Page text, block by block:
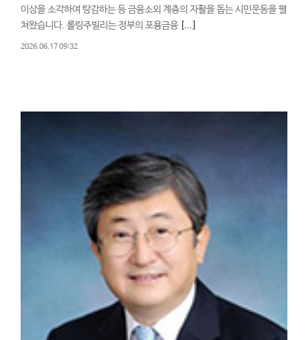
이상을 소각하여 탕감하는 등 금융소외 계층의 자활을 돕는 시민운동을 펼
쳐왔습니다. 롤링주빌리는 정부의 포용금융 [...]
2026.06.17 09:32